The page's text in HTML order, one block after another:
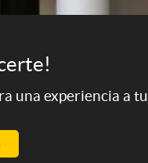
una experiencia a tu